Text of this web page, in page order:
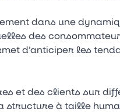
dans une
des
d’anticiper les
et des clients sur
structure à taille